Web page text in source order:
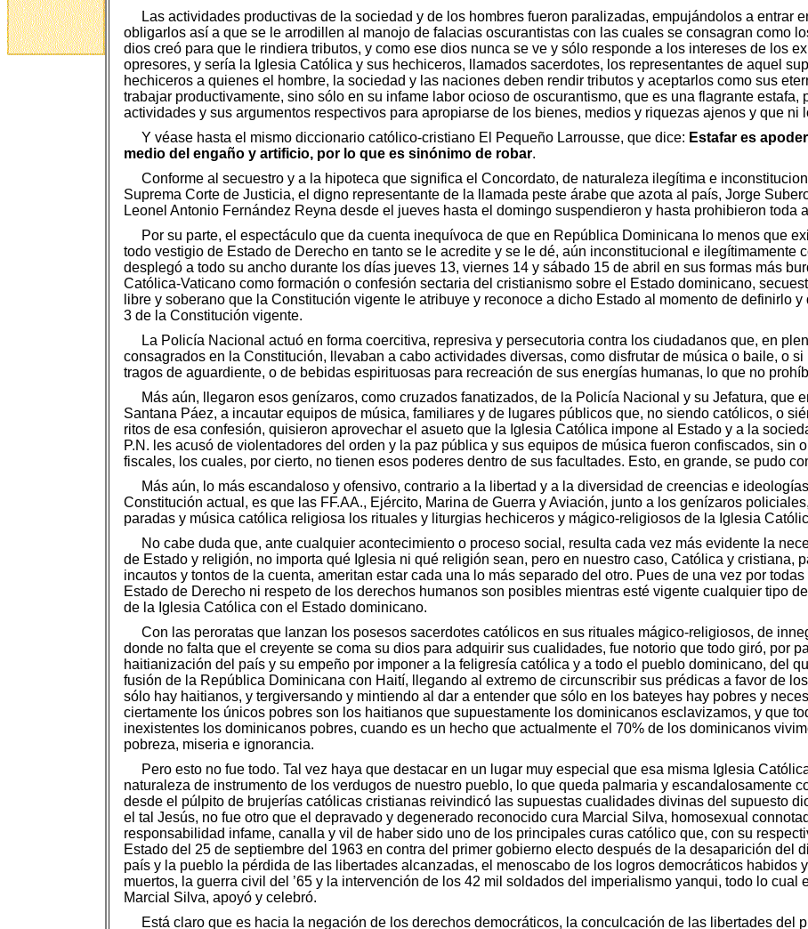
Las actividades productivas de la sociedad y de los hombres fueron paralizadas, empujándolos a entrar
obligarlos así a que se le arrodillen al manojo de falacias oscurantistas con las cuales se consagran como
dios creó para que le rindiera tributos, y como ese dios nunca se ve y sólo responde a los intereses de los
opresores, y sería la Iglesia Católica y sus hechiceros, llamados sacerdotes, los representantes de aquel
hechiceros a quienes el hombre, la sociedad y las naciones deben rendir tributos y aceptarlos como sus
trabajar productivamente, sino sólo en su infame labor ocioso de oscurantismo, que es una flagrante estafa,
actividades y sus argumentos respectivos para apropiarse de los bienes, medios y riquezas ajenos y que ni
Y véase hasta el mismo diccionario católico-cristiano El Pequeño Larrousse, que dice: Estafar es
medio del engaño y artificio, por lo que es sinónimo de robar.
Conforme al secuestro y a la hipoteca que significa el Concordato, de naturaleza ilegítima e
Suprema Corte de Justicia, el digno representante de la llamada peste árabe que azota al país, Jorge
Leonel Antonio Fernández Reyna desde el jueves hasta el domingo suspendieron y hasta prohibieron toda
Por su parte, el espectáculo que da cuenta inequívoca de que en República Dominicana lo menos que
todo vestigio de Estado de Derecho en tanto se le acredite y se le dé, aún inconstitucional e ilegítimamente
desplegó a todo su ancho durante los días jueves 13, viernes 14 y sábado 15 de abril en sus formas más
Católica-Vaticano como formación o confesión sectaria del cristianismo sobre el Estado dominicano,
libre y soberano que la Constitución vigente le atribuye y reconoce a dicho Estado al momento de definirlo
3 de la Constitución vigente.
La Policía Nacional actuó en forma coercitiva, represiva y persecutoria contra los ciudadanos que, en
consagrados en la Constitución, llevaban a cabo actividades diversas, como disfrutar de música o baile, o
tragos de aguardiente, o de bebidas espirituosas para recreación de sus energías humanas, lo que no
Más aún, llegaron esos genízaros, como cruzados fanatizados, de la Policía Nacional y su Jefatura, que
Santana Páez, a incautar equipos de música, familiares y de lugares públicos que, no siendo católicos, o
ritos de esa confesión, quisieron aprovechar el asueto que la Iglesia Católica impone al Estado y a la
P.N. les acusó de violentadores del orden y la paz pública y sus equipos de música fueron confiscados, sin
fiscales, los cuales, por cierto, no tienen esos poderes dentro de sus facultades. Esto, en grande, se pudo
Más aún, lo más escandaloso y ofensivo, contrario a la libertad y a la diversidad de creencias e
Constitución actual, es que las FF.AA., Ejército, Marina de Guerra y Aviación, junto a los genízaros
paradas y música católica religiosa los rituales y liturgias hechiceros y mágico-religiosos de la Iglesia
No cabe duda que, ante cualquier acontecimiento o proceso social, resulta cada vez más evidente la
de Estado y religión, no importa qué Iglesia ni qué religión sean, pero en nuestro caso, Católica y cristiana,
incautos y tontos de la cuenta, ameritan estar cada una lo más separado del otro. Pues de una vez por
Estado de Derecho ni respeto de los derechos humanos son posibles mientras esté vigente cualquier tipo
de la Iglesia Católica con el Estado dominicano.
Con las peroratas que lanzan los posesos sacerdotes católicos en sus rituales mágico-religiosos, de
donde no falta que el creyente se coma su dios para adquirir sus cualidades, fue notorio que todo giró, por
haitianización del país y su empeño por imponer a la feligresía católica y a todo el pueblo dominicano, del
fusión de la República Dominicana con Haití, llegando al extremo de circunscribir sus prédicas a favor de
sólo hay haitianos, y tergiversando y mintiendo al dar a entender que sólo en los bateyes hay pobres y
ciertamente los únicos pobres son los haitianos que supuestamente los dominicanos esclavizamos, y que
inexistentes los dominicanos pobres, cuando es un hecho que actualmente el 70% de los dominicanos
pobreza, miseria e ignorancia.
Pero esto no fue todo. Tal vez haya que destacar en un lugar muy especial que esa misma Iglesia
naturaleza de instrumento de los verdugos de nuestro pueblo, lo que queda palmaria y escandalosamente
desde el púlpito de brujerías católicas cristianas reivindicó las supuestas cualidades divinas del supuesto
el tal Jesús, no fue otro que el depravado y degenerado reconocido cura Marcial Silva, homosexual
responsabilidad infame, canalla y vil de haber sido uno de los principales curas católico que, con su
Estado del 25 de septiembre del 1963 en contra del primer gobierno electo después de la desaparición del
país y la pueblo la pérdida de las libertades alcanzadas, el menoscabo de los logros democráticos habidos
muertos, la guerra civil del ’65 y la intervención de los 42 mil soldados del imperialismo yanqui, todo lo cual
Marcial Silva, apoyó y celebró.
Está claro que es hacia la negación de los derechos democráticos, la conculcación de las libertades del